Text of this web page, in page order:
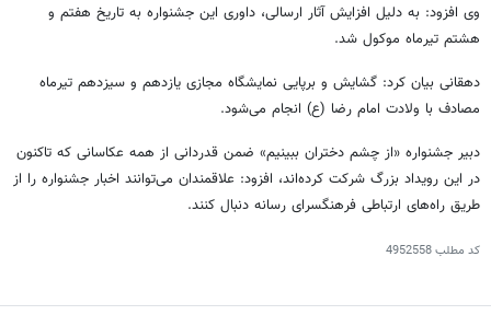
وی افزود: به دلیل افزایش آثار ارسالی، داوری این جشنواره به تاریخ هفتم و
هشتم تیرماه موکول شد.
دهقانی بیان کرد: گشایش و برپایی نمایشگاه مجازی یازدهم و سیزدهم تیرماه
مصادف با ولادت امام رضا (ع) انجام می‌شود.
دبیر جشنواره «از چشم دختران ببینیم» ضمن قدردانی از همه عکاسانی که تاکنون
در این رویداد بزرگ شرکت کرده‌اند، افزود: علاقمندان می‌توانند اخبار جشنواره را از
طریق راه‌های ارتباطی فرهنگسرای رسانه دنبال کنند.
کد مطلب4952558